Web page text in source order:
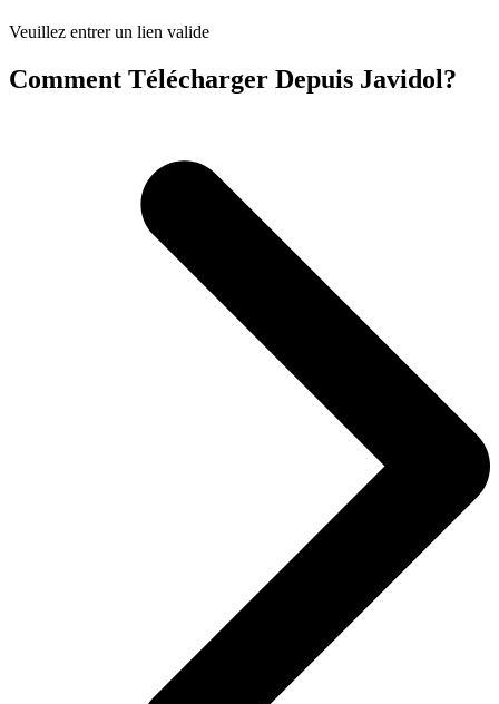
Veuillez entrer un lien valide
Comment Télécharger Depuis Javidol?